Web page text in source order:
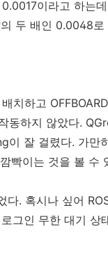
이라고 하는
두 배인 0.0048
치하고
동하지 않았다.
이 잘 걸렸다. 가만
빡이는 것을 볼 수
다. 혹시나 싶어
그인 무한 대기 상